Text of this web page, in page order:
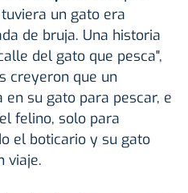
un gato era
de bruja. Una historia
del gato que pesca",
creyeron que un
su gato para pescar, e
felino, solo para
el boticario y su gato
viaje.